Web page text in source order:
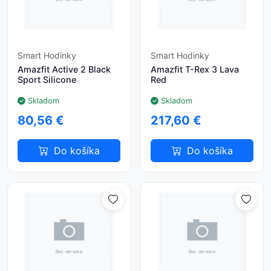
Smart Hodinky
Amazfit Active 2 Black
Sport Silicone
Skladom
80,56 €
Do košíka
Smart Hodinky
Amazfit T-Rex 3 Lava
Red
Skladom
217,60 €
Do košíka